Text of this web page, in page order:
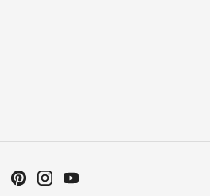
FacebookPinterestInstagram